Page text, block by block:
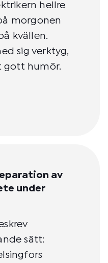
hellre
morgonen
kvällen.
sig verktyg,
gott humör.
av
under
sätt: